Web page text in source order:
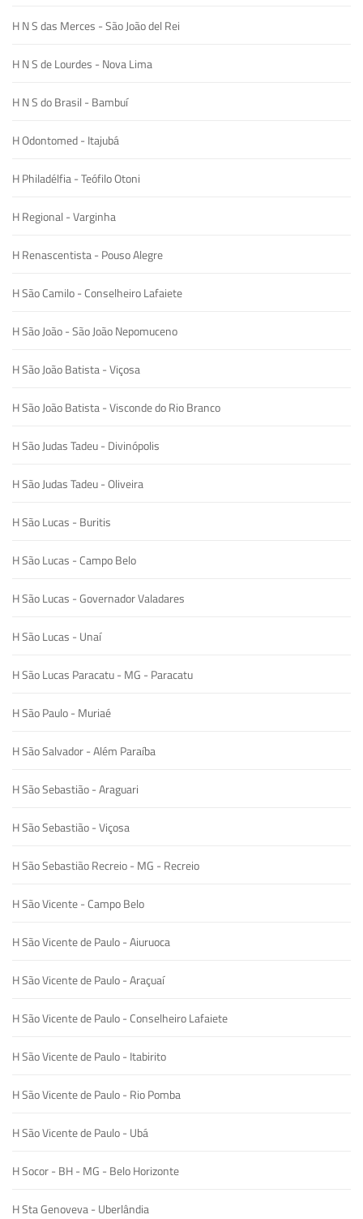
H N S das Merces - São João del Rei
H N S de Lourdes - Nova Lima
H N S do Brasil - Bambuí
H Odontomed - Itajubá
H Philadélfia - Teófilo Otoni
H Regional - Varginha
H Renascentista - Pouso Alegre
H São Camilo - Conselheiro Lafaiete
H São João - São João Nepomuceno
H São João Batista - Viçosa
H São João Batista - Visconde do Rio Branco
H São Judas Tadeu - Divinópolis
H São Judas Tadeu - Oliveira
H São Lucas - Buritis
H São Lucas - Campo Belo
H São Lucas - Governador Valadares
H São Lucas - Unaí
H São Lucas Paracatu - MG - Paracatu
H São Paulo - Muriaé
H São Salvador - Além Paraíba
H São Sebastião - Araguari
H São Sebastião - Viçosa
H São Sebastião Recreio - MG - Recreio
H São Vicente - Campo Belo
H São Vicente de Paulo - Aiuruoca
H São Vicente de Paulo - Araçuaí
H São Vicente de Paulo - Conselheiro Lafaiete
H São Vicente de Paulo - Itabirito
H São Vicente de Paulo - Rio Pomba
H São Vicente de Paulo - Ubá
H Socor - BH - MG - Belo Horizonte
H Sta Genoveva - Uberlândia